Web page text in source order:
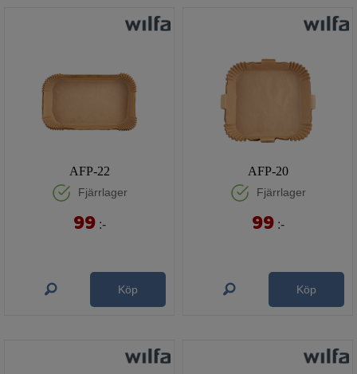
AFP-22
Fjärrlager
99 :-
Köp
AFP-20
Fjärrlager
99 :-
Köp